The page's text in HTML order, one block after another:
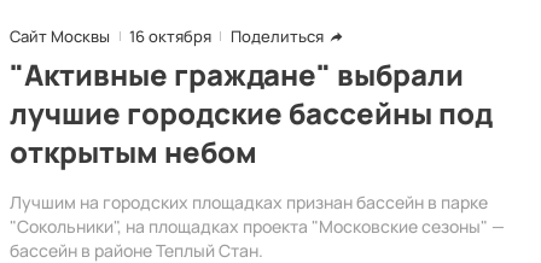
Сайт Москвы 16 октября Поделиться
"Активные граждане" выбрали
лучшие городские бассейны под
открытым небом
Лучшим на городских площадках признан бассейн в парке
"Сокольники", на площадках проекта "Московские сезоны" —
бассейн в районе Теплый Стан.